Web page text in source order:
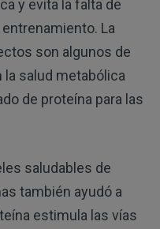
y evita la falta de
La
son algunos de
salud metabólica
de proteína para las
saludables de
también ayudó a
estimula las vías